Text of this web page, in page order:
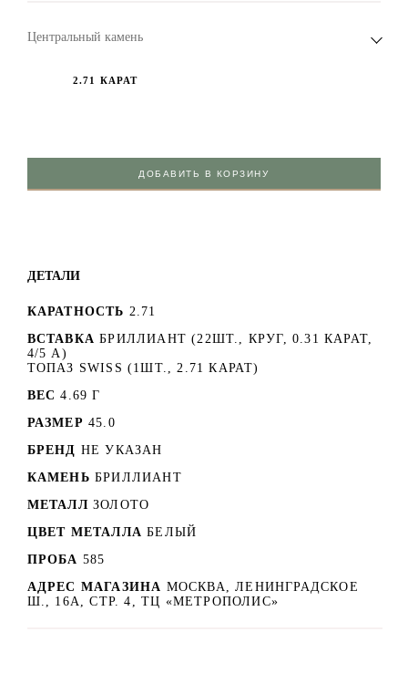
Центральный камень
2.71 КАРАТ
ДОБАВИТЬ В КОРЗИНУ
ДЕТАЛИ
КАРАТНОСТЬ 2.71
ВСТАВКА БРИЛЛИАНТ (22ШТ., КРУГ, 0.31 КАРАТ,
4/5 А)
ТОПАЗ SWISS (1ШТ., 2.71 КАРАТ)
ВЕС 4.69 Г
РАЗМЕР 45.0
БРЕНД НЕ УКАЗАН
КАМЕНЬ БРИЛЛИАНТ
МЕТАЛЛ ЗОЛОТО
ЦВЕТ МЕТАЛЛА БЕЛЫЙ
ПРОБА 585
АДРЕС МАГАЗИНА МОСКВА, ЛЕНИНГРАДСКОЕ
Ш., 16А, СТР. 4, ТЦ «МЕТРОПОЛИС»